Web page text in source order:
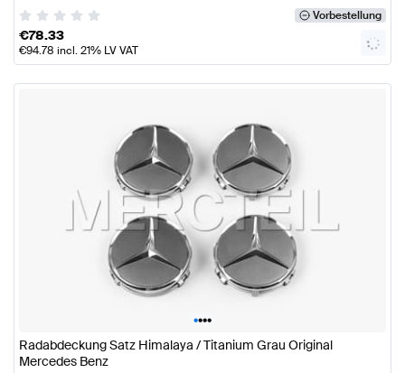
Vorbestellung
€78.33
€94.78 incl. 21% LV VAT
••••
Radabdeckung Satz Himalaya / Titanium Grau Original
Mercedes Benz